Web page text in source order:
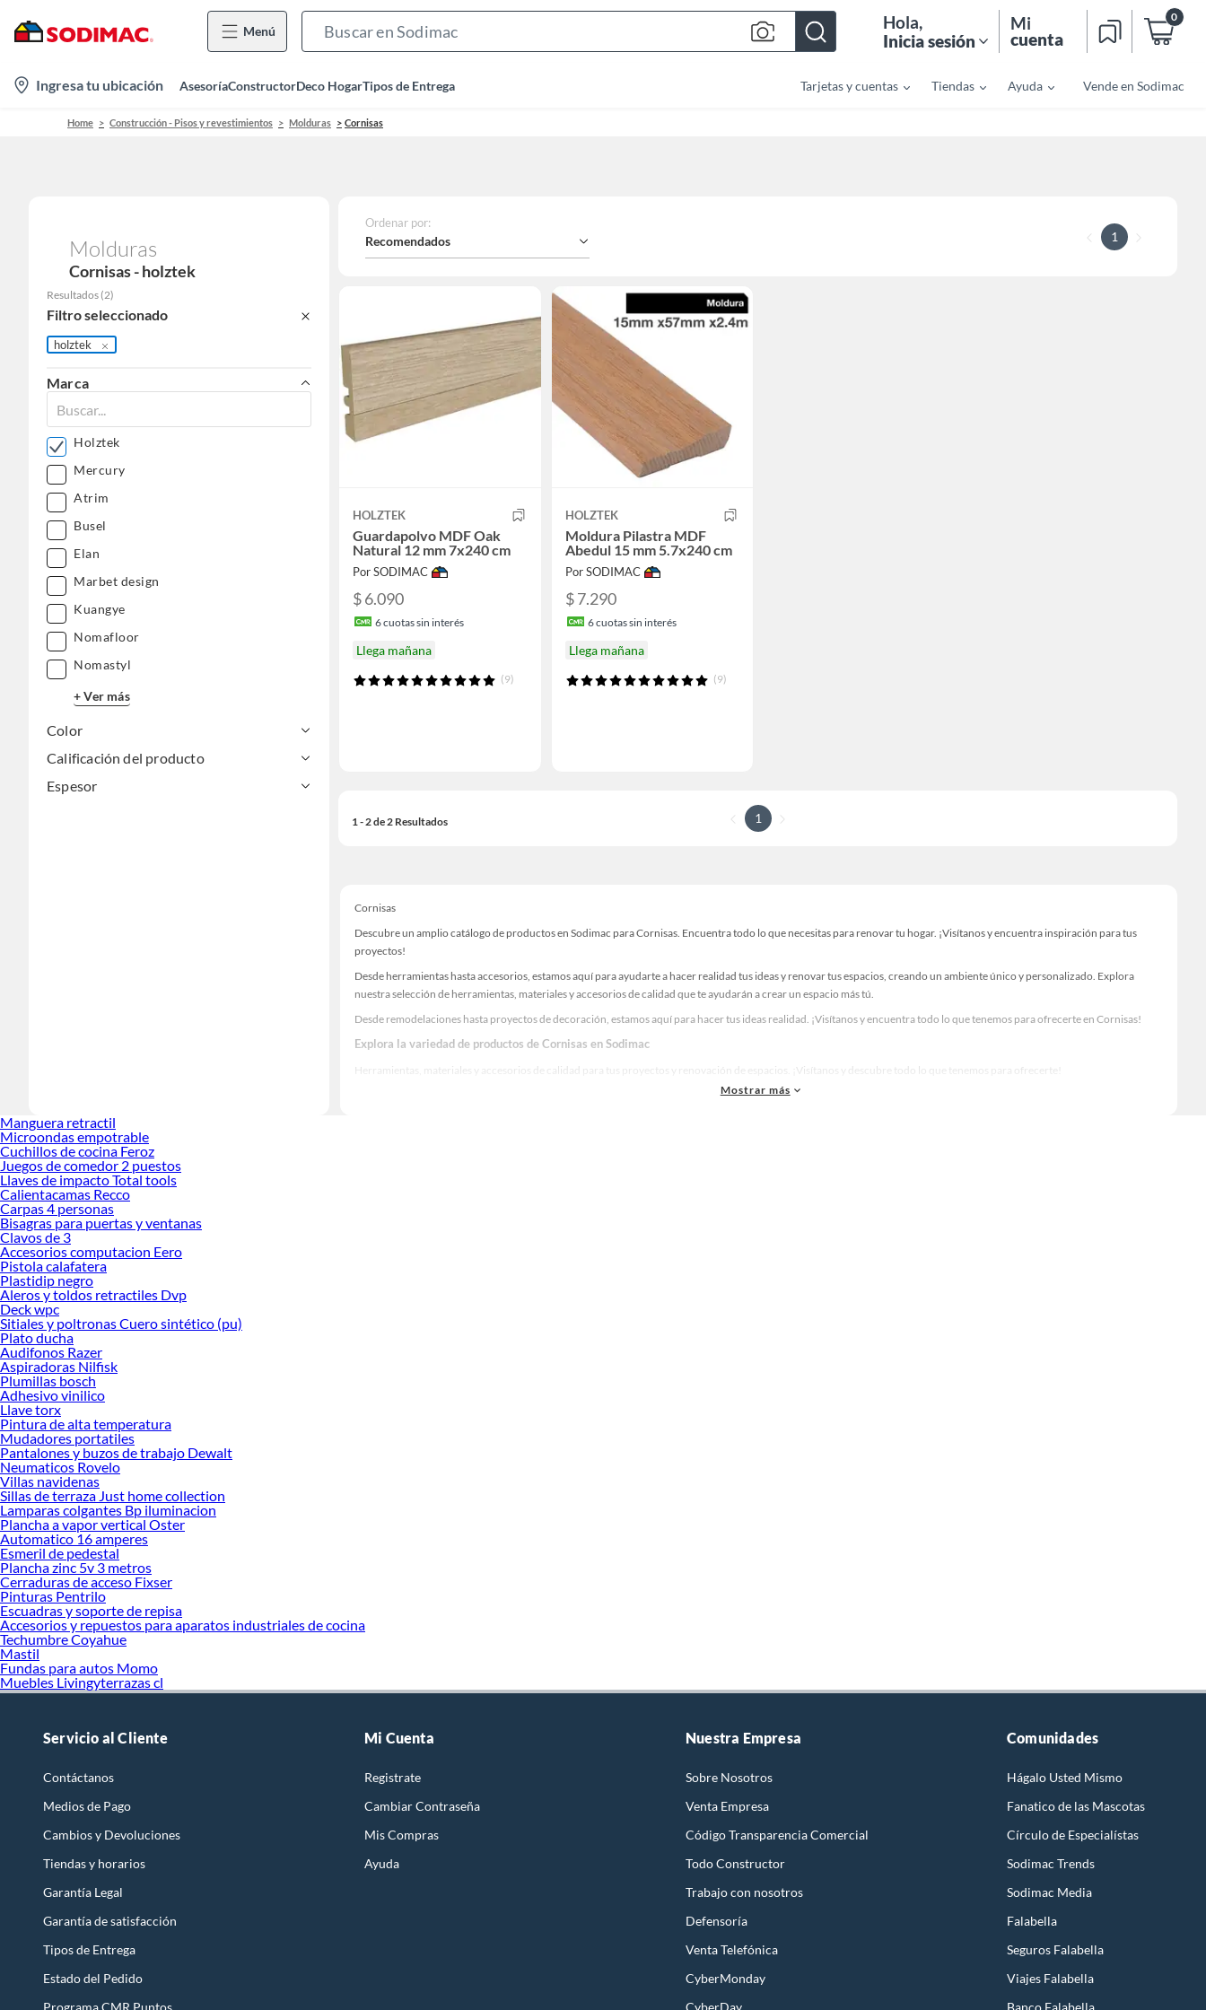
Menú
Bar
Hola,
Inicia sesión
Mi
cuenta
0
location-
icon
Ingresa tu ubicación AsesoríaConstructorDeco HogarTipos de Entrega Tarjetas y cuentas Tiendas Ayuda Vende en Sodimac
Home Construcción - Pisos y revestimientos Molduras Cornisas
Molduras
Cornisas - holztek
Resultados (2)
Filtro seleccionado
holztek
Marca
Holztek
Mercury
Atrim
Busel
Elan
Marbet design
Kuangye
Nomafloor
Nomastyl
+ Ver más
Color
Calificación del producto
Espesor
Ordenar por:
Recomendados 1
HOLZTEK
Guardapolvo MDF Oak
Natural 12 mm 7x240 cm
Por SODIMAC
$ 6.090
6cuotas sin interés
Llega mañana
(9)
HOLZTEK
Moldura Pilastra MDF
Abedul 15 mm 5.7x240 cm
Por SODIMAC
$ 7.290
6cuotas sin interés
Llega mañana
(9)
1 - 2 de 2 Resultados 1
Cornisas
Descubre un amplio catálogo de productos en Sodimac para Cornisas. Encuentra todo lo que necesitas para renovar tu hogar. ¡Visítanos y encuentra inspiración para tus
proyectos!
Desde herramientas hasta accesorios, estamos aquí para ayudarte a hacer realidad tus ideas y renovar tus espacios, creando un ambiente único y personalizado. Explora
nuestra selección de herramientas, materiales y accesorios de calidad que te ayudarán a crear un espacio más tú.
Desde remodelaciones hasta proyectos de decoración, estamos aquí para hacer tus ideas realidad. ¡Visítanos y encuentra todo lo que tenemos para ofrecerte en Cornisas!
Explora la variedad de productos de Cornisas en Sodimac
Herramientas, materiales y accesorios de calidad para tus proyectos y renovación de espacios. ¡Visítanos y descubre todo lo que tenemos para ofrecerte!
Encuentra una amplia variedad de productos de Cornisas en Sodimac. Encuentra todo lo necesario para tus proyectos de renovación y decoración. ¡Visítanos y haz tus ideas
Mostrar más
Manguera retractil
Microondas empotrable
Cuchillos de cocina Feroz
Juegos de comedor 2 puestos
Llaves de impacto Total tools
Calientacamas Recco
Carpas 4 personas
Bisagras para puertas y ventanas
Clavos de 3
Accesorios computacion Eero
Pistola calafatera
Plastidip negro
Aleros y toldos retractiles Dvp
Deck wpc
Sitiales y poltronas Cuero sintético (pu)
Plato ducha
Audifonos Razer
Aspiradoras Nilfisk
Plumillas bosch
Adhesivo vinilico
Llave torx
Pintura de alta temperatura
Mudadores portatiles
Pantalones y buzos de trabajo Dewalt
Neumaticos Rovelo
Villas navidenas
Sillas de terraza Just home collection
Lamparas colgantes Bp iluminacion
Plancha a vapor vertical Oster
Automatico 16 amperes
Esmeril de pedestal
Plancha zinc 5v 3 metros
Cerraduras de acceso Fixser
Pinturas Pentrilo
Escuadras y soporte de repisa
Accesorios y repuestos para aparatos industriales de cocina
Techumbre Coyahue
Mastil
Fundas para autos Momo
Muebles Livingyterrazas cl
Servicio al Cliente
Contáctanos
Medios de Pago
Cambios y Devoluciones
Tiendas y horarios
Garantía Legal
Garantía de satisfacción
Tipos de Entrega
Estado del Pedido
Programa CMR Puntos
Mi Cuenta
Registrate
Cambiar Contraseña
Mis Compras
Ayuda
Nuestra Empresa
Sobre Nosotros
Venta Empresa
Código Transparencia Comercial
Todo Constructor
Trabajo con nosotros
Defensoría
Venta Telefónica
CyberMonday
CyberDay
Comunidades
Hágalo Usted Mismo
Fanatico de las Mascotas
Círculo de Especialístas
Sodimac Trends
Sodimac Media
Falabella
Seguros Falabella
Viajes Falabella
Banco Falabella